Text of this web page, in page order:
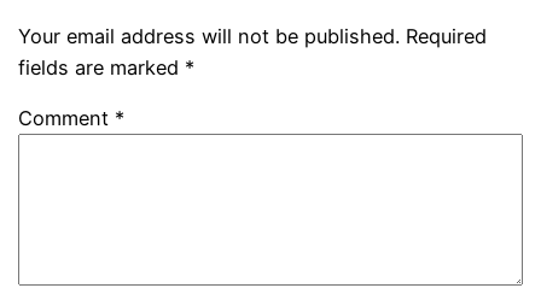
Your email address will not be published. Required
fields are marked *
Comment *